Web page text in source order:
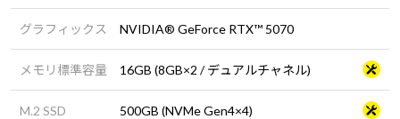
グラフィックス NVIDIA® GeForce RTX™ 5070
メモリ標準容量 16GB (8GB×2 / デュアルチャネル)
M.2 SSD 500GB (NVMe Gen4×4)